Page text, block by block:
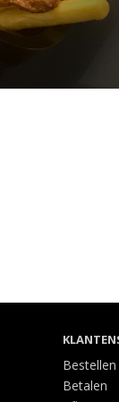
Bestellen
Betalen